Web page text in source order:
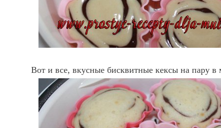
Вот и все, вкусные бисквитные кексы на пару в